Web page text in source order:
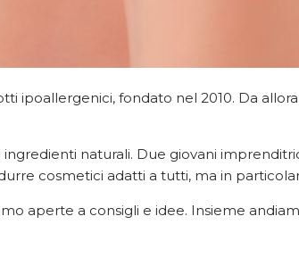
ipoallergenici, fondato nel 2010. Da
naturali. Due giovani
cosmetici adatti a tutti, ma in
aperte a consigli e idee. Insieme